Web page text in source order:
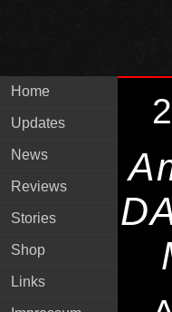
Home
Updates
News
Reviews
Stories
Shop
Links